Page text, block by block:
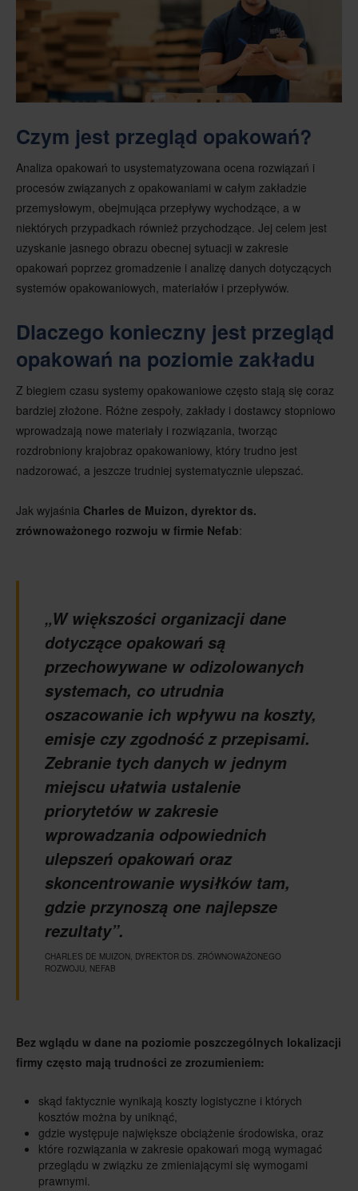
Czym jest przegląd opakowań?
Analiza opakowań to usystematyzowana ocena rozwiązań i
procesów związanych z opakowaniami w całym zakładzie
przemysłowym, obejmująca przepływy wychodzące, a w
niektórych przypadkach również przychodzące. Jej celem jest
uzyskanie jasnego obrazu obecnej sytuacji w zakresie
opakowań poprzez gromadzenie i analizę danych dotyczących
systemów opakowaniowych, materiałów i przepływów.
Dlaczego konieczny jest przegląd
opakowań na poziomie zakładu
Z biegiem czasu systemy opakowaniowe często stają się coraz
bardziej złożone. Różne zespoły, zakłady i dostawcy stopniowo
wprowadzają nowe materiały i rozwiązania, tworząc
rozdrobniony krajobraz opakowaniowy, który trudno jest
nadzorować, a jeszcze trudniej systematycznie ulepszać.
Jak wyjaśnia Charles de Muizon, dyrektor ds.
zrównoważonego rozwoju w firmie Nefab:
„W większości organizacji dane
dotyczące opakowań są
przechowywane w odizolowanych
systemach, co utrudnia
oszacowanie ich wpływu na koszty,
emisje czy zgodność z przepisami.
Zebranie tych danych w jednym
miejscu ułatwia ustalenie
priorytetów w zakresie
wprowadzania odpowiednich
ulepszeń opakowań oraz
skoncentrowanie wysiłków tam,
gdzie przynoszą one najlepsze
rezultaty”.
CHARLES DE MUIZON, DYREKTOR DS. ZRÓWNOWAŻONEGO
ROZWOJU, NEFAB
Bez wglądu w dane na poziomie poszczególnych lokalizacji
firmy często mają trudności ze zrozumieniem:
skąd faktycznie wynikają koszty logistyczne i których
kosztów można by uniknąć,
gdzie występuje największe obciążenie środowiska, oraz
które rozwiązania w zakresie opakowań mogą wymagać
przeglądu w związku ze zmieniającymi się wymogami
prawnymi.